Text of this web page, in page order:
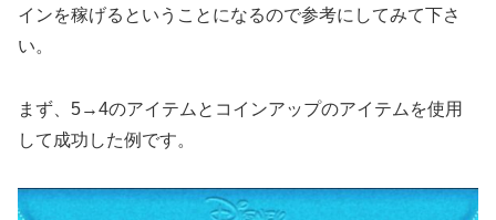
インを稼げるということになるので参考にしてみて下さ
い。
まず、5→4のアイテムとコインアップのアイテムを使用
して成功した例です。